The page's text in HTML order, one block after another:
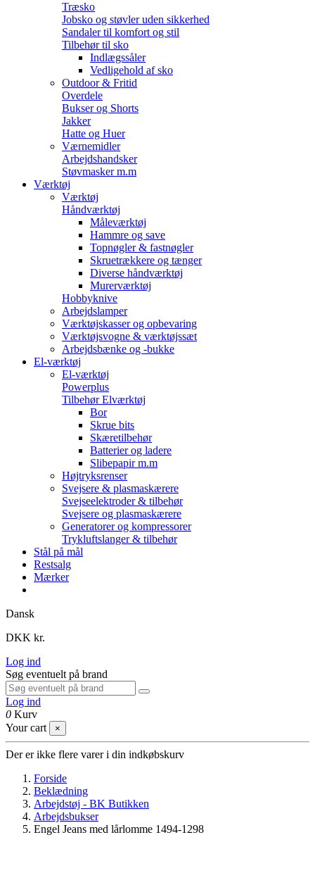
Træsko
Jobsko og støvler uden sikkerhed
Sandaler til komfort og stil
Tilbehør til sko
Indlægssåler
Vedligehold af sko
Outdoor & Fritid
Overdele
Bukser og Shorts
Jakker
Hatte og Huer
Værnemidler
Arbejdshandsker
Støvmasker m.m
Værktøj
Værktøj
Håndværktøj
Måleværktøj
Hammre og save
Topnøgler & fastnøgler
Skruetrækkere og tænger
Diverse håndværktøj
Murerværktøj
Hobbyknive
Arbejdslamper
Værktøjskasser og opbevaring
Værktøjsvogne & værktøjssæt
Arbejdsbænke og -bukke
El-værktøj
El-værktøj
Powerplus
Tilbehør Elværktøj
Bor
Skrue bits
Skæretilbehør
Batterier og ladere
Slibepapir m.m
Højtryksrenser
Svejsere & plasmaskærere
Svejseelektroder & tilbehør
Svejsere og plasmaskærere
Generatorer og kompressorer
Trykluftslanger & tilbehør
Stål på mål
Restsalg
Mærker
Dansk
DKK kr.
Log ind
Søg eventuelt på brand
Log ind
0 Kurv
Your cart
×
Der er ikke flere varer i din indkøbskurv
Forside
Beklædning
Arbejdstøj - BK Butikken
Arbejdsbukser
Engel Jeans med lårlomme 1494-1298